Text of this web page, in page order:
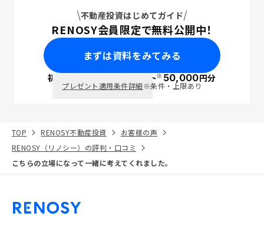
不動産投資はじめてガイド
RENOSY会員限定で無料公開中！
まずは資料をみてみる
初回面談で ポイント※50,000円分
プレゼント適用条件詳細※条件・上限あり
TOP RENOSY不動産投資
お客様の声
RENOSY（リノシー）の評判・口コミ
こちらの立場になって一緒に考えてくれました。